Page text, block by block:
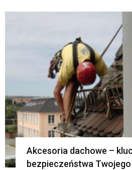
Akcesoria dachowe –
bezpieczeństwa